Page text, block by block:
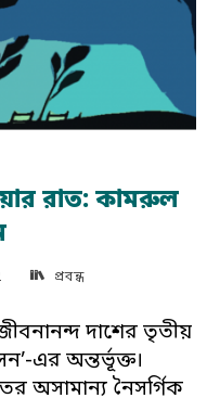
রাত: কামরুল
প্রবন্ধ
দাশের তৃতীয়
এর অন্তর্ভূক্ত।
অসামান্য নৈসর্গিক